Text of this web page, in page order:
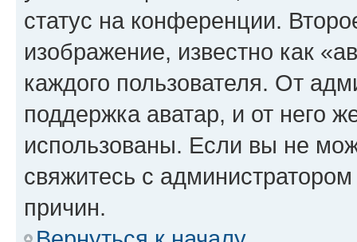
статус на конференции.
изображение, известно как
каждого пользователя. От
поддержка аватар, и от него
использованы. Если вы не
свяжитесь с
причин.